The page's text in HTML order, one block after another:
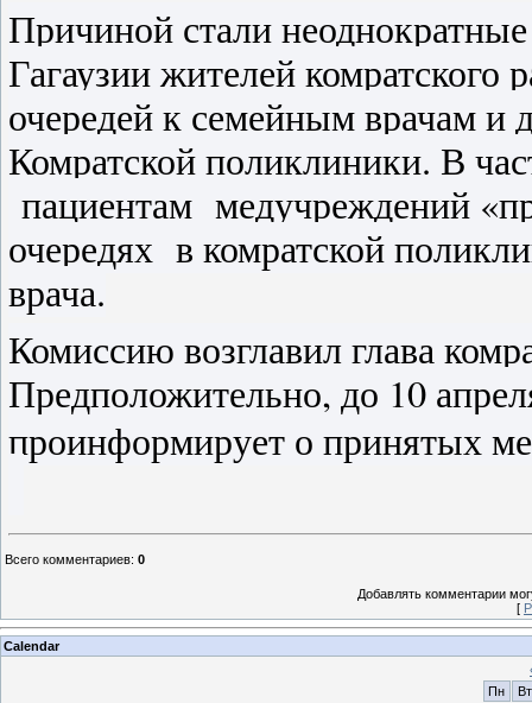
Причиной стали
Гагаузии жителей
очередей к семейным врачам и
Комратской поликлиники. В
пациентам медучреждений
очередях в комратской
врача.
Комиссию возглавил глава
Предположительно, до 10
проинформирует о принятых
Всего комментариев: 0
Добавлять комментарии
[
Calendar
Пн
Вт